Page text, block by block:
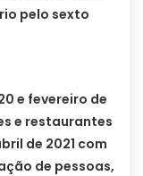
pelo sexto
e fevereiro de
e restaurantes
de 2021 com
de pessoas,